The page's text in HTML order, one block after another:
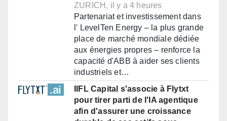
ZURICH, il y a 4 heures
Partenariat et investissement dans
l' LevelTen Energy – la plus grande
place de marché mondiale dédiée
aux énergies propres – renforce la
capacité d'ABB à aider ses clients
industriels et…
IIFL Capital s'associe à Flytxt
pour tirer parti de l'IA agentique
afin d'assurer une croissance